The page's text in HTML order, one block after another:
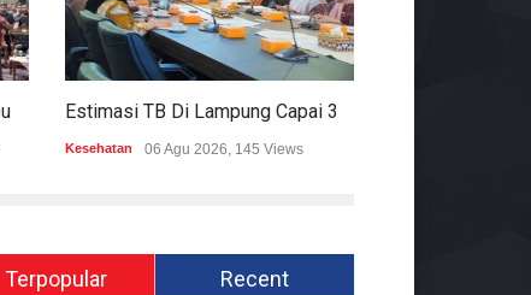
Kesehatan 06 Agu 2026, 145 Views
Terpopular Recent